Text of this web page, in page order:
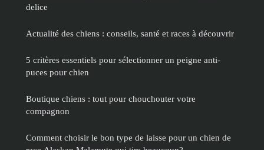
delice
Actualité des chiens : conseils, santé et races à découvrir
5 critères essentiels pour sélectionner un peigne anti-
puces pour chien
Boutique chiens : tout pour chouchouter votre
compagnon
Comment choisir le bon type de laisse pour un chien de